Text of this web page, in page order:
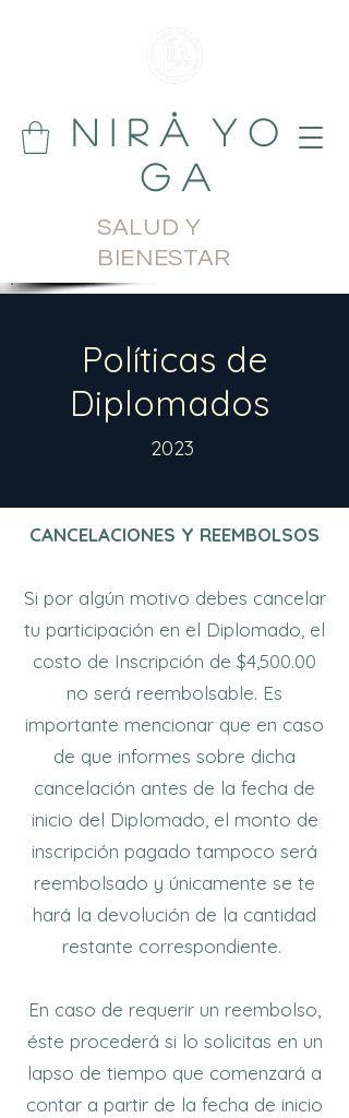
N i r å Y o
g a
SALUD Y
BIENESTAR
Políticas de
Diplomados
2023
CANCELACIONES Y REEMBOLSOS
Si por algún motivo debes cancelar
tu participación en el Diplomado, el
costo de Inscripción de $4,500.00
no será reembolsable. Es
importante mencionar que en caso
de que informes sobre dicha
cancelación antes de la fecha de
inicio del Diplomado, el monto de
inscripción pagado tampoco será
reembolsado y únicamente se te
hará la devolución de la cantidad
restante correspondiente.
En caso de requerir un reembolso,
éste procederá si lo solicitas en un
lapso de tiempo que comenzará a
contar a partir de la fecha de inicio